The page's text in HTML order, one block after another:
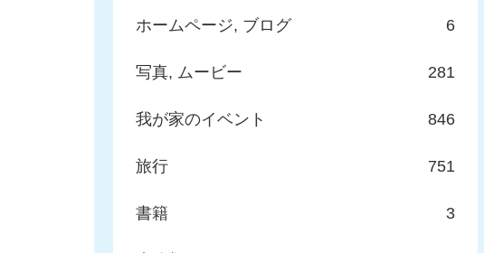
ホームページ, ブログ 6
写真, ムービー 281
我が家のイベント 846
旅行 751
書籍 3